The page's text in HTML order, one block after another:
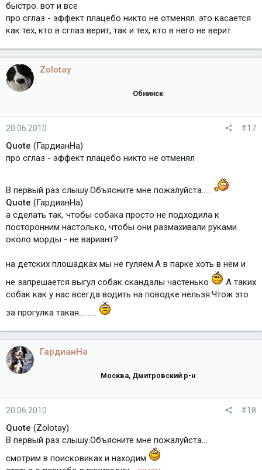
быстро. вот и все
про сглаз - эффект плацебо никто не отменял. это касается
как тех, кто в сглаз верит, так и тех, кто в него не верит
Zolotay
Обнинск
20.06.2010 #17
Quote (ГардианНа)
про сглаз - эффект плацебо никто не отменял
В первый раз слышу.Объясните мне пожалуйста.....
Quote (ГардианНа)
а сделать так, чтобы собака просто не подходила к
посторонним настолько, чтобы они размахивали руками
около морды - не вариант?
на детских плошадках мы не гуляем.А в парке хоть в нем и
не запрешается выгул собак скандалы частенько
А таких
собак как у нас всегда водить на поводке нельзя.Чтож это
за прогулка такая..........
ГардианНа
Москва, Дмитровский р-н
20.06.2010 #18
Quote (Zolotay)
В первый раз слышу.Объясните мне пожалуйста....
смотрим в поисковиках и находим